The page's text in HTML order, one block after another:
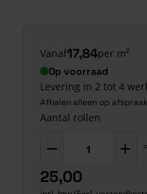
Vanaf17,84per m²
Op voorraad
Levering in 2 tot 4
Afhalen alleen op afspraak
Aantal rollen
=
25,00